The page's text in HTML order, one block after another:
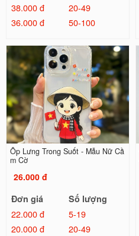
38.000 đ
20-49
36.000 đ
50-100
Ốp Lưng Trong Suốt - Mẫu Nữ Cầ
m Cờ
26.000 đ
Đơn giá
Số lượng
22.000 đ
5-19
20.000 đ
20-49